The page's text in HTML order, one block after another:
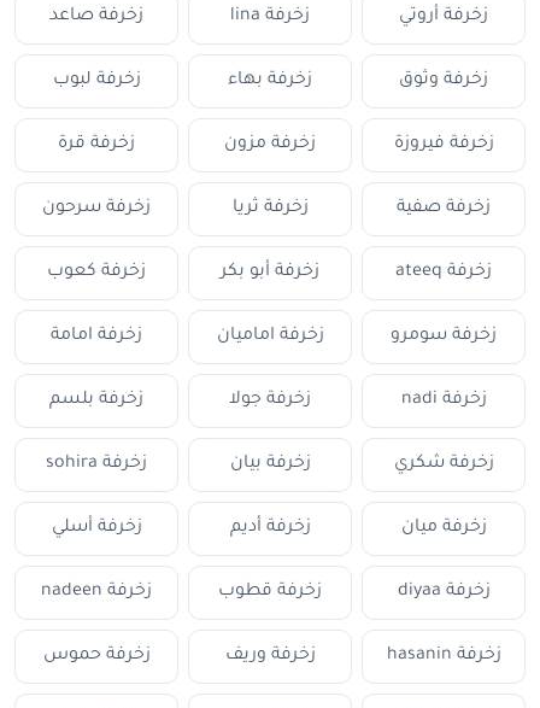
زخرفة أروتي زخرفة lina زخرفة صاعد
زخرفة وثوق زخرفة بهاء زخرفة لبوب
زخرفة فيروزة زخرفة مزون زخرفة قرة
زخرفة صفية زخرفة ثريا زخرفة سرحون
زخرفة ateeq زخرفة أبو بكر زخرفة كعوب
زخرفة سومرو زخرفة اماميان زخرفة امامة
زخرفة nadi زخرفة جولا زخرفة بلسم
زخرفة شكري زخرفة بيان زخرفة sohira
زخرفة ميان زخرفة أديم زخرفة أسلي
زخرفة diyaa زخرفة قطوب زخرفة nadeen
زخرفة hasanin زخرفة وريف زخرفة حموس